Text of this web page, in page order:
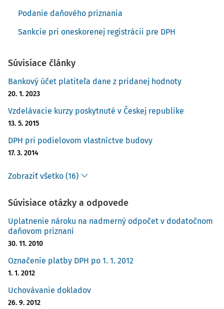
Podanie daňového priznania
Sankcie pri oneskorenej registrácii pre DPH
Súvisiace články
Bankový účet platiteľa dane z pridanej hodnoty
20. 1. 2023
Vzdelávacie kurzy poskytnuté v Českej republike
13. 5. 2015
DPH pri podielovom vlastníctve budovy
17. 3. 2014
Zobraziť všetko (16)
Súvisiace otázky a odpovede
Uplatnenie nároku na nadmerný odpočet v dodatočnom
daňovom priznaní
30. 11. 2010
Označenie platby DPH po 1. 1. 2012
1. 1. 2012
Uchovávanie dokladov
26. 9. 2012